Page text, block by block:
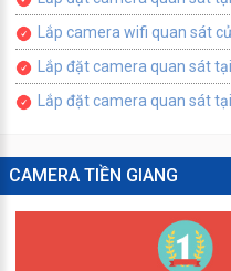
Lắp camera wifi quan sát
Lắp đặt camera quan sát
Lắp đặt camera quan sát
CAMERA TIỀN GIANG